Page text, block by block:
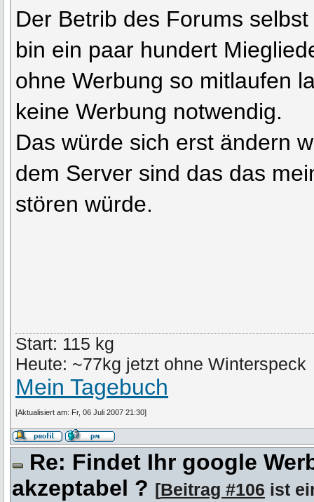
Der Betrib des Forums
bin ein paar hundert
ohne Werbung so mitlaufen
keine Werbung notwendig.
Das würde sich erst ändern
dem Server sind das das
stören würde.
Start: 115 kg
Heute: ~77kg jetzt ohne Winterspeck
Mein Tagebuch
[Aktualisiert am: Fr, 06 Juli 2007 21:30]
Re: Findet Ihr google
akzeptabel ? [Beitrag #106 ist